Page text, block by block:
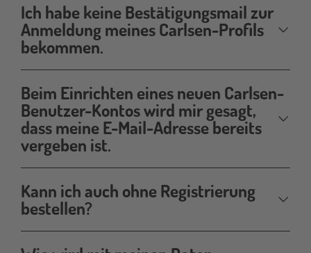
Ich habe keine Bestätigungsmail zur
Anmeldung meines Carlsen-Profils
bekommen.
Beim Einrichten eines neuen Carlsen-
Benutzer-Kontos wird mir gesagt,
dass meine E-Mail-Adresse bereits
vergeben ist.
Kann ich auch ohne Registrierung
bestellen?